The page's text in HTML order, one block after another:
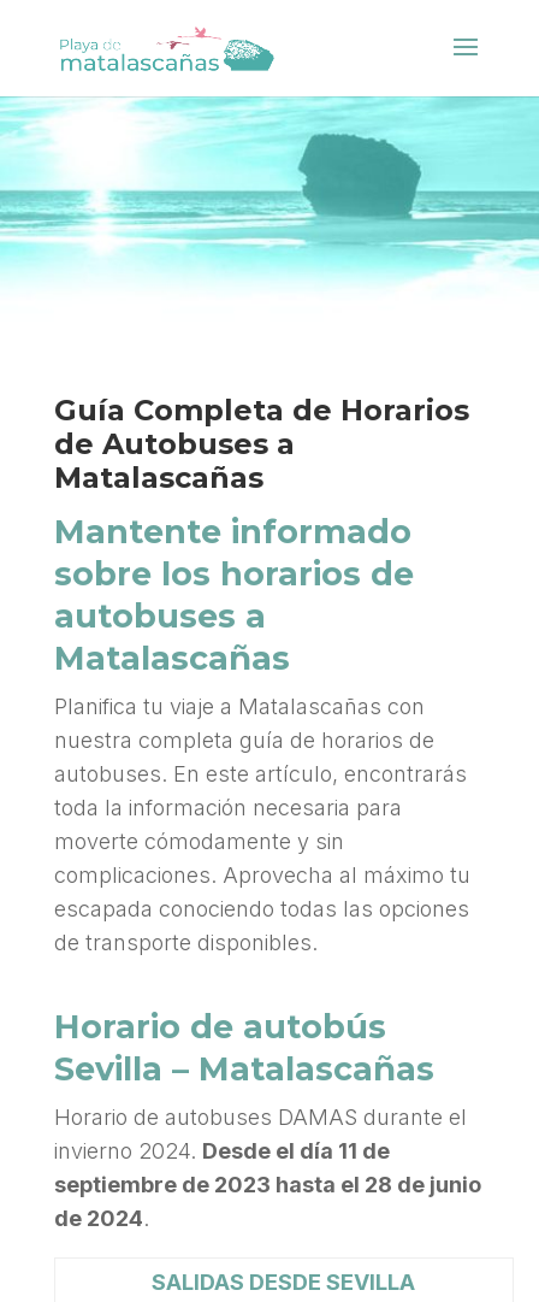
Guía Completa de Horarios
de Autobuses a
Matalascañas
Mantente informado
sobre los horarios de
autobuses a
Matalascañas
Planifica tu viaje a Matalascañas con
nuestra completa guía de horarios de
autobuses. En este artículo, encontrarás
toda la información necesaria para
moverte cómodamente y sin
complicaciones. Aprovecha al máximo tu
escapada conociendo todas las opciones
de transporte disponibles.
Horario de autobús
Sevilla – Matalascañas
Horario de autobuses DAMAS durante el
invierno 2024. Desde el día 11 de
septiembre de 2023 hasta el 28 de junio
de 2024.
SALIDAS DESDE SEVILLA